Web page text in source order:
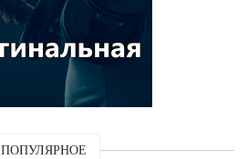
ПОПУЛЯРНОЕ